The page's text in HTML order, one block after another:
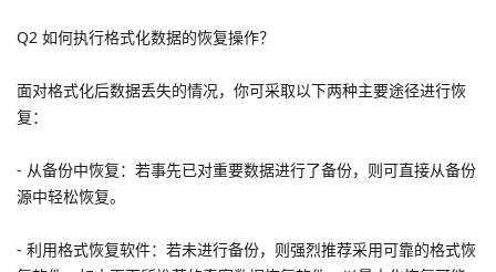
Q2 如何执行格式化数据的恢复操作？
面对格式化后数据丢失的情况，你可采取以下两种主要途径进行恢
复：
- 从备份中恢复：若事先已对重要数据进行了备份，则可直接从备份
源中轻松恢复。
- 利用格式恢复软件：若未进行备份，则强烈推荐采用可靠的格式恢